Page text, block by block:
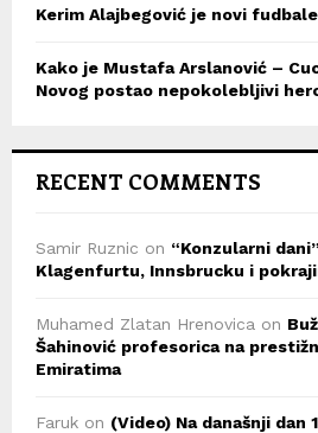
Kerim Alajbegović je novi
Kako je Mustafa Arslanović –
Novog postao nepokolebljivi
RECENT COMMENTS
Samir Ruznic on “Konzularni
Klagenfurtu, Innsbrucku i
Muhamed Zlatan Hrenovica on
Šahinović profesorica na
Emiratima
Faruk on (Video) Na današnji dan